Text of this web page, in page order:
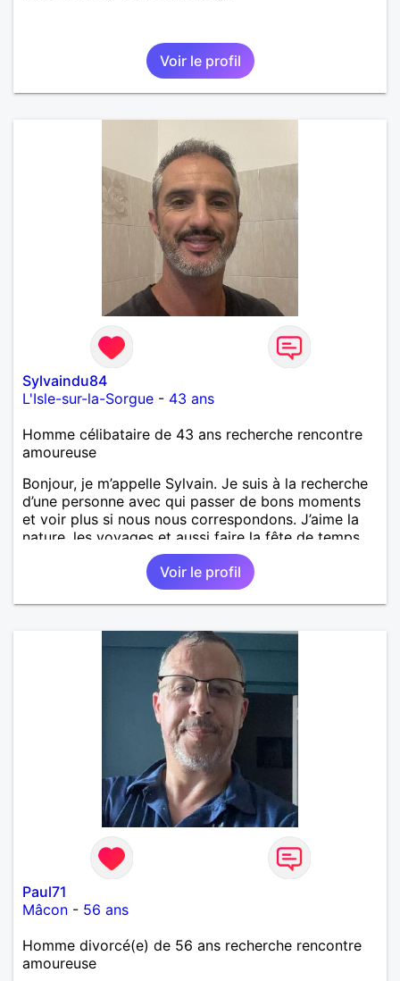
Voir le profil
Sylvaindu84
L'Isle-sur-la-Sorgue - 43 ans
Homme célibataire de 43 ans recherche rencontre
amoureuse
Bonjour, je m’appelle Sylvain. Je suis à la recherche
d’une personne avec qui passer de bons moments
et voir plus si nous nous correspondons. J’aime la
nature, les voyages et aussi faire la fête de temps
en temps ;-)Je suis papa d’un petit garçon de 7 ans
dont je m’occupe en garde alternée. J’aime à peu
près tous les styles de musique. (Oui je suis pas
trop fan de Jul). Je fais du sport pour garder la
pense en tout cas 😂)
Voir le profil
Paul71
Mâcon - 56 ans
Homme divorcé(e) de 56 ans recherche rencontre
amoureuse